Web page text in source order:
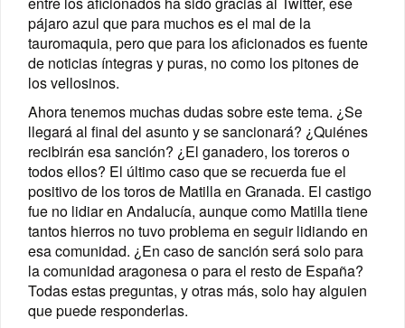
pájaro azul que para muchos es el mal de la
tauromaquia, pero que para los aficionados es fuente
de noticias íntegras y puras, no como los pitones de
los vellosinos.
Ahora tenemos muchas dudas sobre este tema. ¿Se
llegará al final del asunto y se sancionará? ¿Quiénes
recibirán esa sanción? ¿El ganadero, los toreros o
todos ellos? El último caso que se recuerda fue el
positivo de los toros de Matilla en Granada. El castigo
fue no lidiar en Andalucía, aunque como Matilla tiene
tantos hierros no tuvo problema en seguir lidiando en
esa comunidad. ¿En caso de sanción será solo para
la comunidad aragonesa o para el resto de España?
Todas estas preguntas, y otras más, solo hay alguien
que puede responderlas.